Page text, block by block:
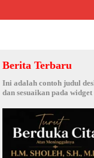
Berita Terbaru
Ini adalah contoh judul
dan sesuaikan pada widget